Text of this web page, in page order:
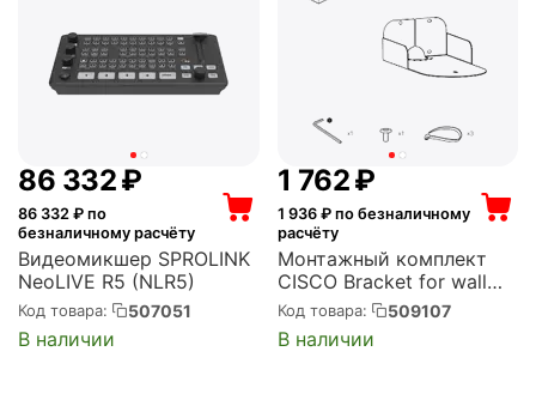
86 332₽
86 332 ₽ по
безналичному расчёту
Видеомикшер SPROLINK
NeoLIVE R5 (NLR5)
Код товара: 507051
В наличии
1 762₽
1 936₽ по безналичному
расчёту
Монтажный комплект
CISCO Bracket for wall
mounting of PTZ 4K
camera (Spare) (CS-
PTZ4K-BRKT=)
Код товара: 509107
В наличии